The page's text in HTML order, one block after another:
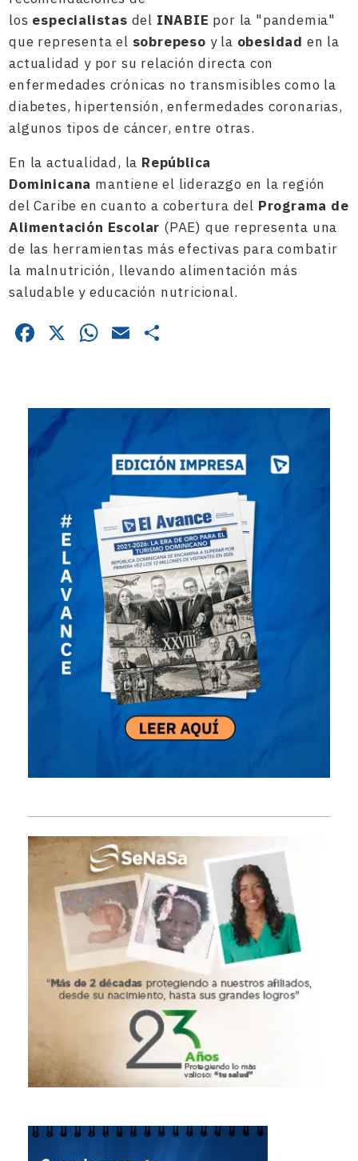
los especialistas del INABIE por la "pandemia"
que representa el sobrepeso y la obesidad en la
actualidad y por su relación directa con
enfermedades crónicas no transmisibles como la
diabetes, hipertensión, enfermedades coronarias,
algunos tipos de cáncer, entre otras.
En la actualidad, la República
Dominicana mantiene el liderazgo en la región
del Caribe en cuanto a cobertura del Programa de
Alimentación Escolar (PAE) que representa una
de las herramientas más efectivas para combatir
la malnutrición, llevando alimentación más
saludable y educación nutricional.
Facebook
X WhatsApp
Email